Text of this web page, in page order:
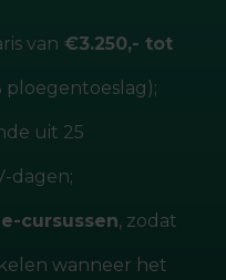
van €3.250,- tot
ploegentoeslag);
uit 25
dagen;
cursussen, zodat
wanneer het